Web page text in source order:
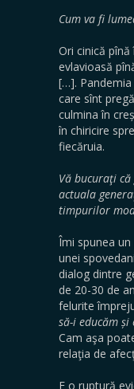
Cum va fi
Ori cinică
evlavioasă
[…].
care sînt
culmina în
în chiricire
fiecăruia.
Vă bucuraţi
actuala
timpurilor
Îmi spunea
unei
dialog dintre
de 20-30 de
felurite
să-i educăm și
Cam aşa
relaţia de
E o ruptură